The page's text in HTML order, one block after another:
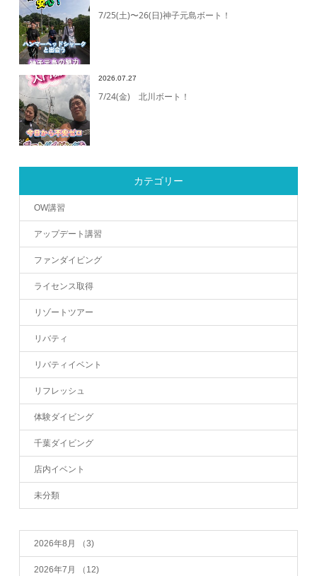
7/25(土)〜26(日)神子元島ボート！
2026.07.27
7/24(金) 北川ボート！
カテゴリー
OW講習
アップデート講習
ファンダイビング
ライセンス取得
リゾートツアー
リバティ
リバティイベント
リフレッシュ
体験ダイビング
千葉ダイビング
店内イベント
未分類
2026年8月 （3)
2026年7月 （12)